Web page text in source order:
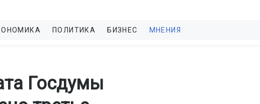
ПОЛИТИКА БИЗНЕС МНЕНИЯ
Госдумы